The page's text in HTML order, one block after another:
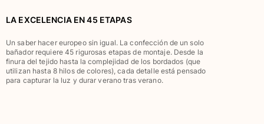
Trajes de baño
Traje de baño
LA EXCELENCIA EN 45 ETAPAS
Un saber hacer europeo sin igual. La confección de un solo
bañador requiere 45 rigurosas etapas de montaje. Desde la
finura del tejido hasta la complejidad de los bordados (que
utilizan hasta 8 hilos de colores), cada detalle está pensado
para capturar la luz y durar verano tras verano.